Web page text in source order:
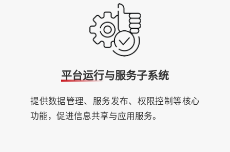
平台运行与服务子系统
提供数据管理、服务发布、权限控制等核心
功能，促进信息共享与应用服务。